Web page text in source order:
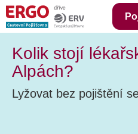
Kolik stojí
Alpách?
Lyžovat bez pojištění